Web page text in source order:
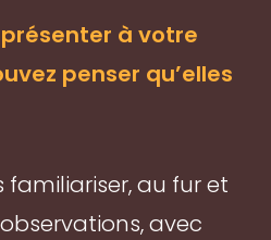
à votre
penser qu’elles
familiariser, au fur et
avec